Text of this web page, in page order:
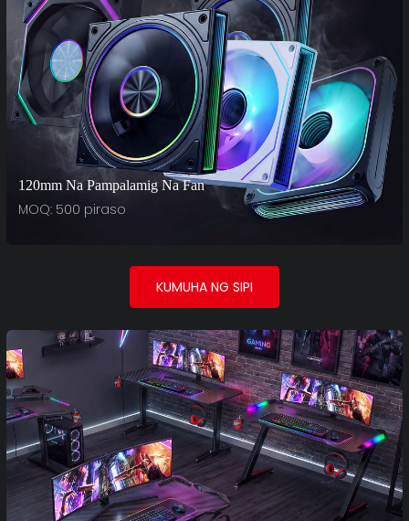
120mm Na Pampalamig Na Fan
MOQ: 500 piraso
KUMUHA NG SIPI